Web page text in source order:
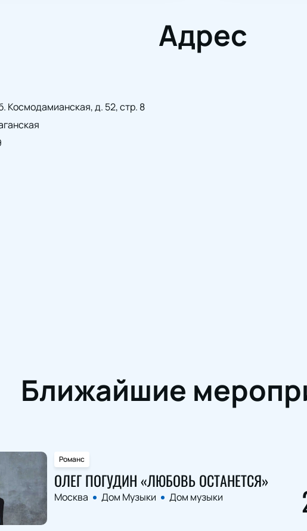
Адрес
Космодамианская, д. 52, стр. 8
Ближайшие
Романс
ОЛЕГ ПОГУДИН «ЛЮБОВЬ ОСТАНЕТСЯ»
Москва Дом Музыки Дом музыки